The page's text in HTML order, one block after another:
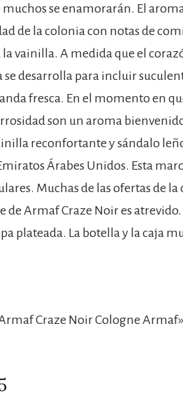
se enamorarán. El
de la colonia con notas de
vainilla. A medida que el
se desarrolla para incluir
fresca. En el momento en
son un aroma
reconfortante y sándalo
Árabes Unidos. Esta
Muchas de las ofertas de
de Armaf Craze Noir es
plateada. La botella y la caja
Craze Noir Cologne Armaf»